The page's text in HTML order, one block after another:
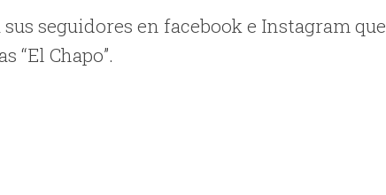
seguidores en facebook e Instagram que
“El Chapo”.